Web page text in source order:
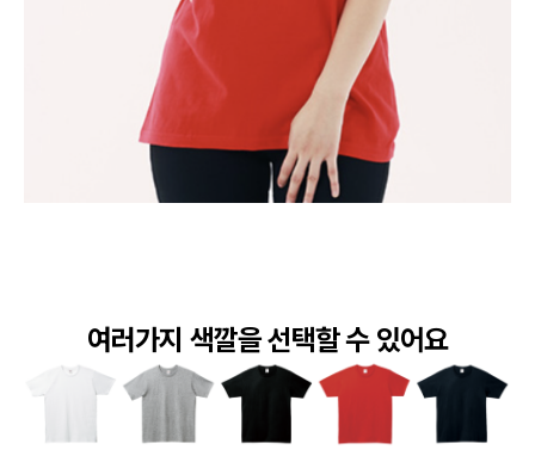
여러가지 색깔을 선택할 수 있어요